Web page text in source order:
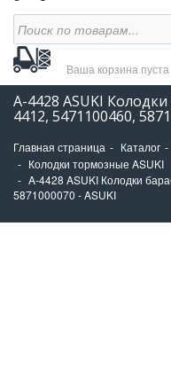
Ваша корзина пуста
A-4428 ASUKI
4412, 5471100460,
Главная страница Каталог
Колодки тормозные ASUKI
A-4428 ASUKI Колодки
5871000070 - ASUKI